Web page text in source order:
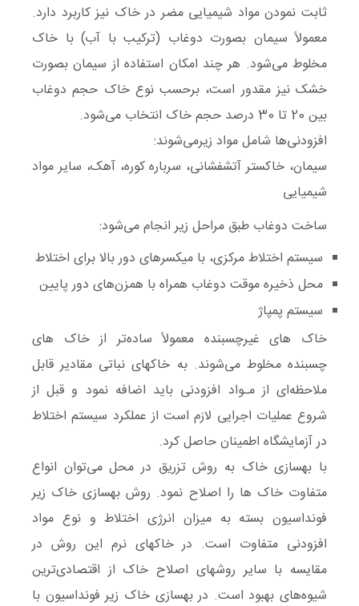
ثابت نمودن مواد شیمیایی مضر در خاک نیز کاربرد دارد.
معمولاً سیمان بصورت دوغاب (ترکیب با آب) با خاک
مخلوط می‌شود. هر چند امکان استفاده از سیمان بصورت
خشک نیز مقدور است، برحسب نوع خاک حجم دوغاب
بین 20 تا 30 درصد حجم خاک انتخاب می‌شود.
افزودنی‌ها شامل مواد زیرمی‌شوند:
سیمان، خاکستر آتشفشانی، سرباره کوره، آهک، سایر مواد
شیمیایی
ساخت دوغاب طبق مراحل زیر انجام می‌شود:
سیستم اختلاط مرکزی، با میکسرهای دور بالا برای اختلاط
محل ذخیره موقت دوغاب همراه با همزن‌های دور پایین
سیستم پمپاژ
خاک های غیرچسبنده معمولاً ساده‌تر از خاک های
چسبنده مخلوط می‌شوند. به خاکهای نباتی مقادیر قابل
ملاحظه‌ای از مـواد افزودنی باید اضافه نمود و قبل از
شروع عملیات اجرایی لازم است از عملکرد سیستم اختلاط
در آزمایشگاه اطمینان حاصل کرد.
با بهسازی خاک به روش تزریق در محل می‌توان انواع
متفاوت خاک ها را اصلاح نمود. روش بهسازی خاک زیر
فونداسیون بسته به میزان انرژی اختلاط و نوع مواد
افزودنی متفاوت است. در خاکهای نرم این روش در
مقایسه با سایر روشهای اصلاح خاک از اقتصادی‌ترین
شیوه‌های بهبود است. در بهسازی خاک زیر فونداسیون با